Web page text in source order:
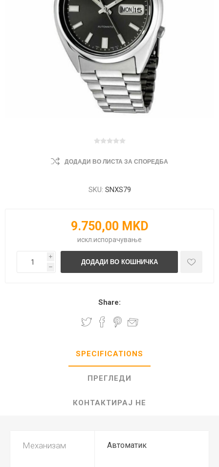
ДОДАДИ ВО ЛИСТА ЗА СПОРЕДБА
SKU: SNXS79
9.750,00 MKD
искл. испорачување
i
h
Share:
SPECIFICATIONS
ПРЕГЛЕДИ
КОНТАКТИРАЈ НЕ
Механизам Автоматик